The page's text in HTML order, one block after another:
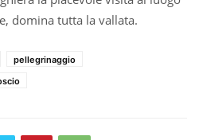
domina tutta la vallata.
pellegrinaggio